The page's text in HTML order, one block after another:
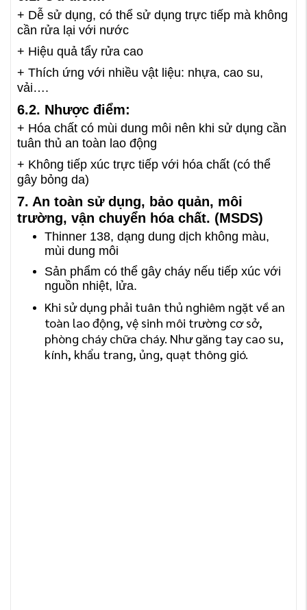
+ Dễ sử dụng, có thể sử dụng trực tiếp mà không
cần rửa lại với nước
+ Hiệu quả tẩy rửa cao
+ Thích ứng với nhiều vật liệu: nhựa, cao su,
vải….
6.2. Nhược điểm:
+ Hóa chất có mùi dung môi nên khi sử dụng cần
tuân thủ an toàn lao động
+ Không tiếp xúc trực tiếp với hóa chất (có thể
gây bỏng da)
7. An toàn sử dụng, bảo quản, môi
trường, vận chuyển hóa chất. (MSDS)
Thinner 138, dạng dung dịch không màu,
mùi dung môi
Sản phẩm có thể gây cháy nếu tiếp xúc với
nguồn nhiệt, lửa.
Khi sử dụng phải tuân thủ nghiêm ngặt về an
toàn lao động, vệ sinh môi trường cơ sở,
phòng cháy chữa cháy. Như găng tay cao su,
kính, khẩu trang, ủng, quạt thông gió.